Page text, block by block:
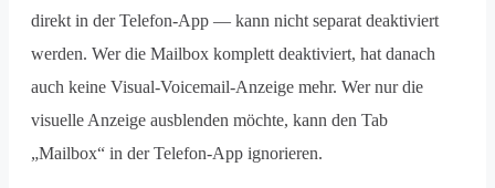
direkt in der Telefon-App — kann nicht separat deaktiviert
werden. Wer die Mailbox komplett deaktiviert, hat danach
auch keine Visual-Voicemail-Anzeige mehr. Wer nur die
visuelle Anzeige ausblenden möchte, kann den Tab
„Mailbox“ in der Telefon-App ignorieren.